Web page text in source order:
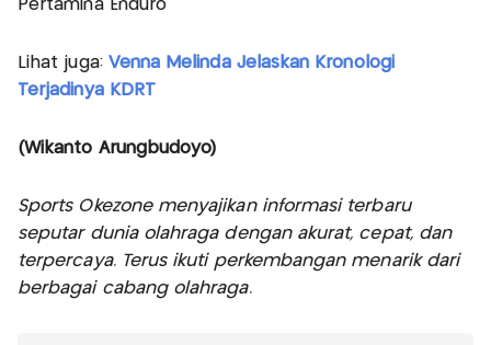
Pertamina Enduro
Lihat juga: Venna Melinda Jelaskan Kronologi
Terjadinya KDRT
(Wikanto Arungbudoyo)
Sports Okezone menyajikan informasi terbaru
seputar dunia olahraga dengan akurat, cepat, dan
terpercaya. Terus ikuti perkembangan menarik dari
berbagai cabang olahraga.